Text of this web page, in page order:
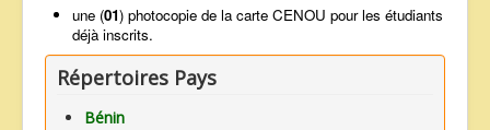
une (01) photocopie de la carte CENOU pour les étudiants
déjà inscrits.
Répertoires Pays
Bénin